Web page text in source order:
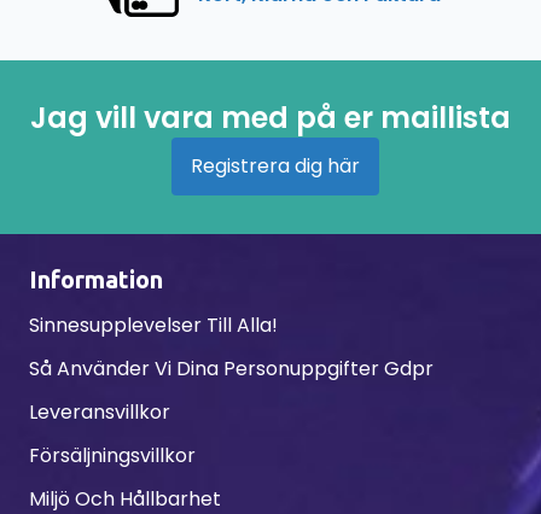
Jag vill vara med på er maillista
Registrera dig här
Information
Sinnesupplevelser Till Alla!
Så Använder Vi Dina Personuppgifter Gdpr
Leveransvillkor
Försäljningsvillkor
Miljö Och Hållbarhet